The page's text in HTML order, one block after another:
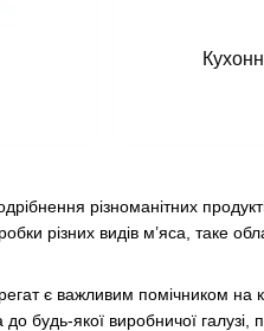
різноманітних
різних видів м’яса, таке
є важливим помічником на
будь-якої виробничої галузі,